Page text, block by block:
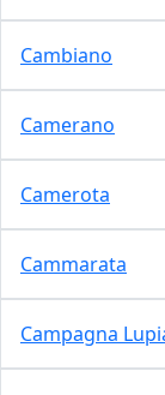
Cambiano
Camerano
Camerota
Cammarata
Campagna